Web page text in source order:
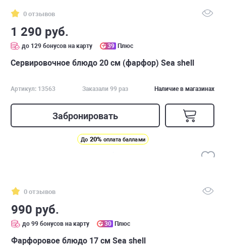
0 отзывов
1 290 руб.
до 129 бонусов на карту 39 Плюс
Сервировочное блюдо 20 см (фарфор) Sea shell
Артикул: 13563 Заказали 99 раз Наличие в магазинах
Забронировать
До 20% оплата баллами
0 отзывов
990 руб.
до 99 бонусов на карту 30 Плюс
Фарфоровое блюдо 17 см Sea shell